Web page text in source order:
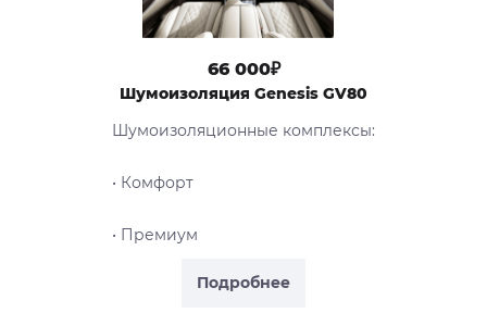
Подробнее
66 000₽
Шумоизоляция Genesis GV80
Шумоизоляционные комплексы:
• Комфорт
• Премиум